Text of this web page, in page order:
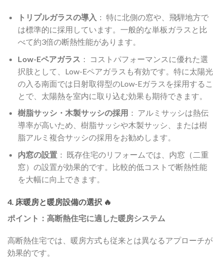
トリプルガラスの導入 ： 特に北側の窓や、飛騨地方で
は標準的に採用しています。一般的な単板ガラスと比
べて約3倍の断熱性能があります。
Low-Eペアガラス ： コストパフォーマンスに優れた選
択肢として、Low-Eペアガラスも有効です。特に太陽光
の入る南面では日射取得型のLow-Eガラスを採用するこ
とで、太陽熱を室内に取り込む効果も期待できます。
樹脂サッシ・木製サッシの採用 ： アルミサッシは熱伝
導率が高いため、樹脂サッシや木製サッシ、または樹
脂アルミ複合サッシの採用をお勧めします。
内窓の設置： 既存住宅のリフォームでは、内窓（二重
窓）の設置が効果的です。比較的低コストで断熱性能
を大幅に向上できます。
4. 床暖房と暖房設備の選択 🔥
ポイント：高断熱住宅に適した暖房システム
高断熱住宅では、暖房方式も従来とは異なるアプローチが
効果的です。